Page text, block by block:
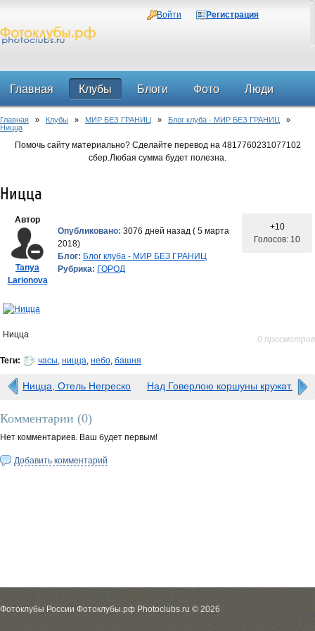
Войти Регистрация
Главная Клубы Блоги Фото Люди
Форум
Главная » Клубы » МИР БЕЗ ГРАНИЦ » Блог клуба - МИР БЕЗ ГРАНИЦ »
Ницца
Помочь сайту материально? Сделайте перевод на 4817760231077102
сбер.Любая сумма будет полезна.
Ницца
Автор
Tanya
Larionova
Опубликовано: 3076 дней назад ( 5 марта
2018)
Блог: Блог клуба - МИР БЕЗ ГРАНИЦ
Рубрика: ГОРОД
+10
Голосов: 10
Ницца 0 просмотров
Теги: часы, ницца, небо, башня
Ницца, Отель Негреско Над Говерлою коршуны кружат.
Комментарии (0)
Нет комментариев. Ваш будет первым!
Добавить комментарий
Фотоклубы России Фотоклубы.рф Photoclubs.ru © 2026